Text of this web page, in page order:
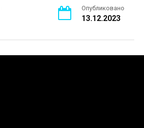
Опубликовано
13.12.2023